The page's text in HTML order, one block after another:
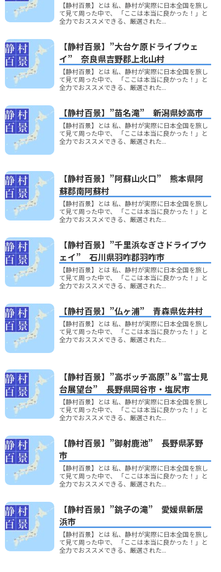
【静村百景】とは 私、静村が実際に日本全国を旅し
て見て周った中で、 「ここは本当に良かった！」と
全力でおススメできる、厳選された...
【静村百景】”大台ケ原ドライブウェ
イ” 奈良県吉野郡上北山村
【静村百景】とは 私、静村が実際に日本全国を旅し
て見て周った中で、 「ここは本当に良かった！」と
全力でおススメできる、厳選された...
【静村百景】”苗名滝” 新潟県妙高市
【静村百景】とは 私、静村が実際に日本全国を旅し
て見て周った中で、 「ここは本当に良かった！」と
全力でおススメできる、厳選された...
【静村百景】”阿蘇山火口” 熊本県阿
蘇郡南阿蘇村
【静村百景】とは 私、静村が実際に日本全国を旅し
て見て周った中で、 「ここは本当に良かった！」と
全力でおススメできる、厳選された...
【静村百景】”千里浜なぎさドライブウ
ェイ” 石川県羽咋郡羽咋市
【静村百景】とは 私、静村が実際に日本全国を旅し
て見て周った中で、 「ここは本当に良かった！」と
全力でおススメできる、厳選された...
【静村百景】”仏ヶ浦” 青森県佐井村
【静村百景】とは 私、静村が実際に日本全国を旅し
て見て周った中で、 「ここは本当に良かった！」と
全力でおススメできる、厳選された...
【静村百景】”高ボッチ高原”＆”富士見
台展望台” 長野県岡谷市・塩尻市
【静村百景】とは 私、静村が実際に日本全国を旅し
て見て周った中で、 「ここは本当に良かった！」と
全力でおススメできる、厳選された...
【静村百景】”御射鹿池” 長野県茅野
市
【静村百景】とは 私、静村が実際に日本全国を旅し
て見て周った中で、 「ここは本当に良かった！」と
全力でおススメできる、厳選された...
【静村百景】”銚子の滝” 愛媛県新居
浜市
【静村百景】とは 私、静村が実際に日本全国を旅し
て見て周った中で、 「ここは本当に良かった！」と
全力でおススメできる、厳選された...